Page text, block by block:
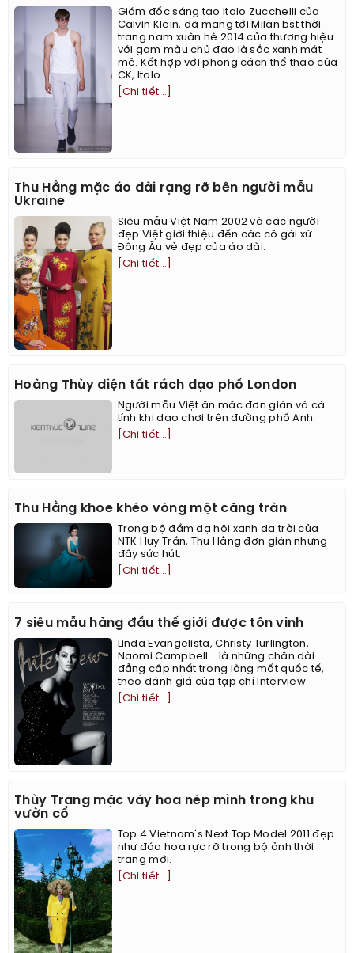
Giám đốc sáng tạo Italo Zucchelli của
Calvin Klein, đã mang tới Milan bst thời
trang nam xuân hè 2014 của thương hiệu
với gam màu chủ đạo là sắc xanh mát
mẻ. Kết hợp với phong cách thể thao của
CK, Italo...
[Chi tiết...]
Thu Hằng mặc áo dài rạng rỡ bên người mẫu
Ukraine
Siêu mẫu Việt Nam 2002 và các người
đẹp Việt giới thiệu đến các cô gái xứ
Đông Âu vẻ đẹp của áo dài.
[Chi tiết...]
Hoàng Thùy diện tất rách dạo phố London
Người mẫu Việt ăn mặc đơn giản và cá
tính khi dạo chơi trên đường phố Anh.
[Chi tiết...]
Thu Hằng khoe khéo vòng một căng tràn
Trong bộ đầm dạ hội xanh da trời của
NTK Huy Trần, Thu Hằng đơn giản nhưng
đầy sức hút.
[Chi tiết...]
7 siêu mẫu hàng đầu thế giới được tôn vinh
Linda Evangelista, Christy Turlington,
Naomi Campbell... là những chân dài
đẳng cấp nhất trong làng mốt quốc tế,
theo đánh giá của tạp chí Interview.
[Chi tiết...]
Thùy Trang mặc váy hoa nép mình trong khu
vườn cổ
Top 4 Vietnam's Next Top Model 2011 đẹp
như đóa hoa rực rỡ trong bộ ảnh thời
trang mới.
[Chi tiết...]